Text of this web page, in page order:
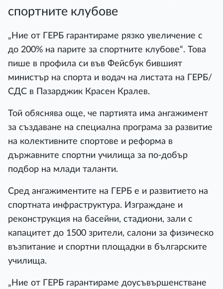
спортните клубове
„Ние от ГЕРБ гарантираме рязко увеличение с
до 200% на парите за спортните клубове“. Това
пише в профила си във Фейсбук бившият
министър на спорта и водач на листата на ГЕРБ/
СДС в Пазарджик Красен Кралев.
Той обяснява още, че партията има ангажимент
за създаване на специална програма за развитие
на колективните спортове и реформа в
държавните спортни училища за по-добър
подбор на млади таланти.
Сред ангажиментите на ГЕРБ е и развитието на
спортната инфраструктура. Изграждане и
реконструкция на басейни, стадиони, зали с
капацитет до 1500 зрители, салони за физическо
възпитание и спортни площадки в българските
училища.
„Ние от ГЕРБ гарантираме доусъвършенстване